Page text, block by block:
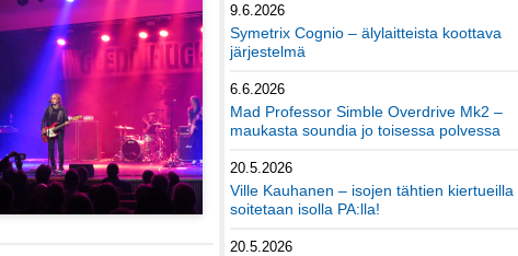
9.6.2026
Symetrix Cognio – älylaitteista koottava
järjestelmä
6.6.2026
Mad Professor Simble Overdrive Mk2 –
maukasta soundia jo toisessa polvessa
20.5.2026
Ville Kauhanen – isojen tähtien kiertueilla
soitetaan isolla PA:lla!
20.5.2026